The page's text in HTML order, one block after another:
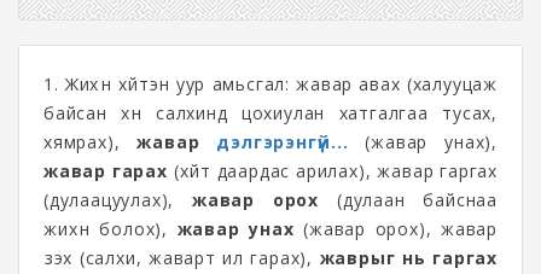
1. Жихүүн хүйтэн уур амьсгал: жавар авах (халууцаж
байсан хүн салхинд цохиулан хатгалгаа тусах,
хямрах),жавар дэлгэрэнгүй... (жавар унах),
жавар гарах (хүйт даардас арилах), жавар гаргах
(дулаацуулах),жавар орох (дулаан байснаа
жихүүн болох), жавар унах (жавар орох), жавар
үзэх (салхи, жаварт ил гарах), жаврыг нь гаргах